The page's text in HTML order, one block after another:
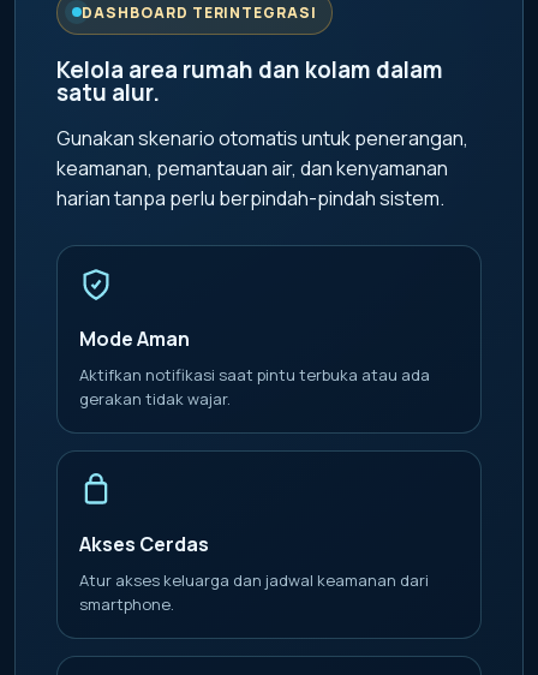
DASHBOARD TERINTEGRASI
Kelola area rumah dan kolam dalam
satu alur.
Gunakan skenario otomatis untuk penerangan,
keamanan, pemantauan air, dan kenyamanan
harian tanpa perlu berpindah-pindah sistem.
Mode Aman
Aktifkan notifikasi saat pintu terbuka atau ada
gerakan tidak wajar.
Akses Cerdas
Atur akses keluarga dan jadwal keamanan dari
smartphone.